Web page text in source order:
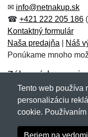
Meno:*
E-mail:
Správa*
E-mail:*
Správa*
✉ info@netnakup.sk
☎ +421 222 205 186
Kontaktný formulár
Naša predajňa
Náš
Ponúkame mnoho
Zákaznícky servis
Novinky emailom
Copyright © 2007-
Tento web používa
personalizáciu
cookie.
Beriem na